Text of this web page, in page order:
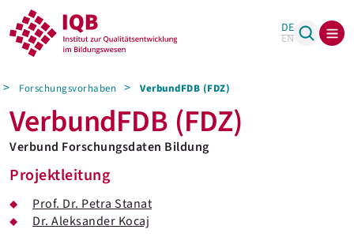
DE
EN
Forschungsvorhaben VerbundFDB (FDZ)
Projektleitung
Prof. Dr. Petra Stanat
Dr. Aleksander Kocaj
VerbundFDB (FDZ)
Verbund Forschungsdaten Bildung